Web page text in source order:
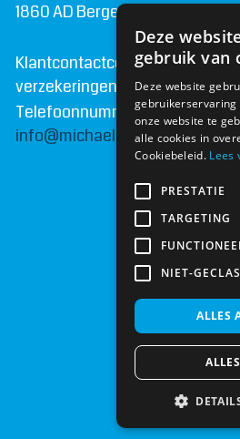
1860 AD Bergen N.H.
Klantcontactcentrum van
verzekeringen
Telefoonnummer:072 - 509
maandag
woensdag
donderdag
vrijdag
zaterdag
zondag
Deze
gebruik van
Deze website
onze website te
alle cookies in
Cookiebeleid. Lees
PRESTATIE
TARGETING
NIET-
ALLES